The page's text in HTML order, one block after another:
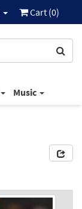
Cart (0)
Music